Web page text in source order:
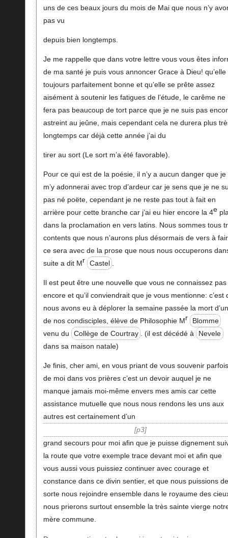
uns de ces beaux jours du mois de Mai que nous n’y
pas vu
depuis bien longtemps.
Je me rappelle que dans votre lettre vous vous êtes
de ma santé je puis vous annoncer Grace à Dieu! qu’elle
toujours parfaitement bonne et qu’elle se prête assez
aisément à soutenir les fatigues de l’étude, le carême ne
fera pas beaucoup de tort parce que je ne suis pas
astreint au jeûne, mais cependant cela ne durera plus
longtemps car déjà cette année j’ai du
tirer au sort (Le sort m’a été favorable).
Pour ce qui est de la poésie, il n’y a aucun danger que je
m’y adonnerai avec trop d’ardeur car je sens que je ne
pas né poëte, cependant je ne reste pas tout à fait en
arrière pour cette branche car j’ai eu hier encore la 4e
dans la proclamation en vers latins. Nous sommes tous
contents que nous n’aurons plus désormais de vers à
ce sera avec de la prose que nous nous occuperons
suite a dit Mr Castel
Il est peut être une nouvelle que vous ne connaissez pas
encore et qu’il conviendrait que je vous mentionne: c’est
nous avons eu à déplorer la semaine passée la mort d’un
de nos condisciples, élève de Philosophie Mr
Blomme
venu du
Collège de Courtray . (il est décédé à Nevele
dans sa maison natale)
Je finis, cher ami, en vous priant de vous souvenir parfois
de moi dans vos prières c’est un devoir auquel je ne
manque jamais moi-même envers mes amis car cette
assistance mutuelle que nous nous rendons les uns aux
autres est certainement d’un
p3
grand secours pour moi afin que je puisse dignement
la route que votre exemple trace devant moi et afin que
vous aussi vous puissiez continuer avec courage et
constance dans ce divin sentier, et que nous puissions
sorte nous rejoindre ensemble dans le royaume des
nous prierons surtout ensemble la très sainte vierge
mère commune.